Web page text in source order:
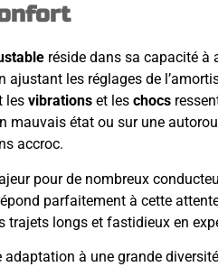
réside dans sa capacité à
les réglages de
les vibrations et les chocs
mauvais état ou sur une
accroc.
pour de nombreux
parfaitement à cette
longs et fastidieux en
adaptation à une grande